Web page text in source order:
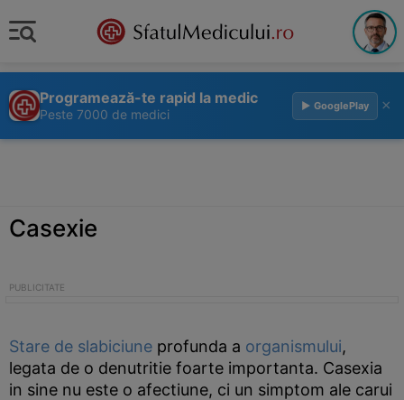
Programează-te rapid la medic
Peste 7000 de medici
▶ GooglePlay ×
Casexie
Stare de slabiciune profunda a organismului,
legata de o denutritie foarte importanta. Casexia
in sine nu este o afectiune, ci un simptom ale carui